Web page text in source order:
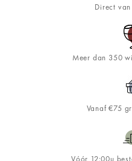
Direct
Meer dan 350
Vanaf €75
Vóór 12:00u